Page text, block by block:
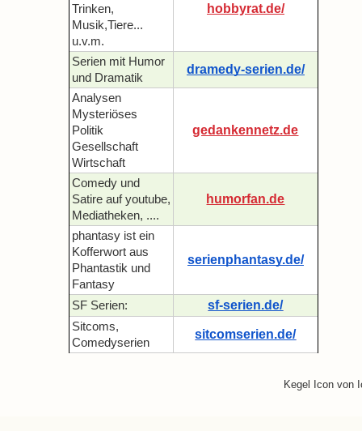
Trinken,
Musik,Tiere...
u.v.m.
hobbyrat.de/
Serien mit Humor
und Dramatik
dramedy-serien.de/
Analysen
Mysteriöses
Politik
Gesellschaft
Wirtschaft
gedankennetz.de
Comedy und
Satire auf youtube,
Mediatheken, ....
humorfan.de
phantasy ist ein
Kofferwort aus
Phantastik und
Fantasy
serienphantasy.de/
SF Serien: sf-serien.de/
Sitcoms,
Comedyserien
sitcomserien.de/
Kegel Icon von